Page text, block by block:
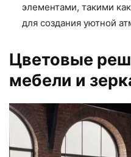
элементами, такими
для создания уютной
Цветовые
мебели и